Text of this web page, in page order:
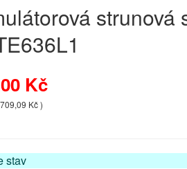
strunová
Kč
Kč )
stav